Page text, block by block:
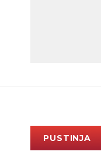
PUSTINJA